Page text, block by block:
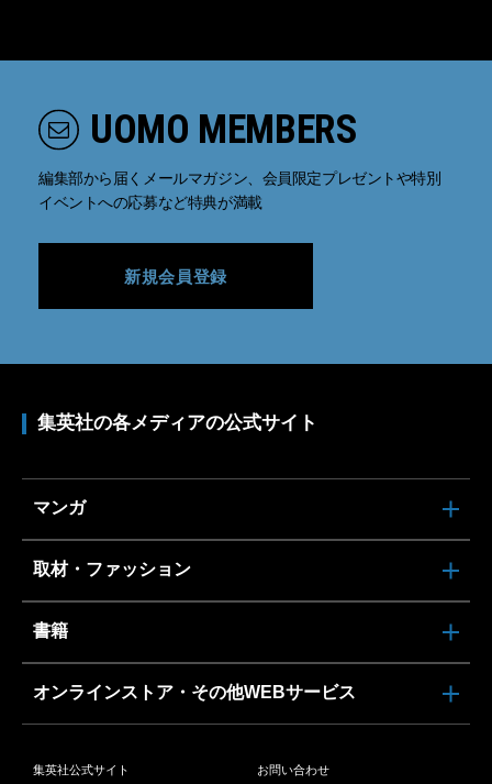
UOMO MEMBERS
編集部から届くメールマガジン、会員限定プレゼントや特別
イベントへの応募など特典が満載
新規会員登録
集英社の各メディアの公式サイト
マンガ
取材・ファッション
書籍
オンラインストア・その他WEBサービス
集英社公式サイト お問い合わせ